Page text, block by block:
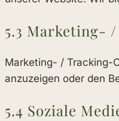
5.3 Marketing-
Marketing- / Tracking-
anzuzeigen oder den
5.4 Soziale